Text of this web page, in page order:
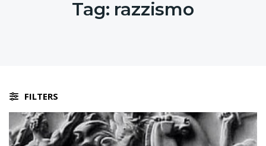
Tag: razzismo
FILTERS